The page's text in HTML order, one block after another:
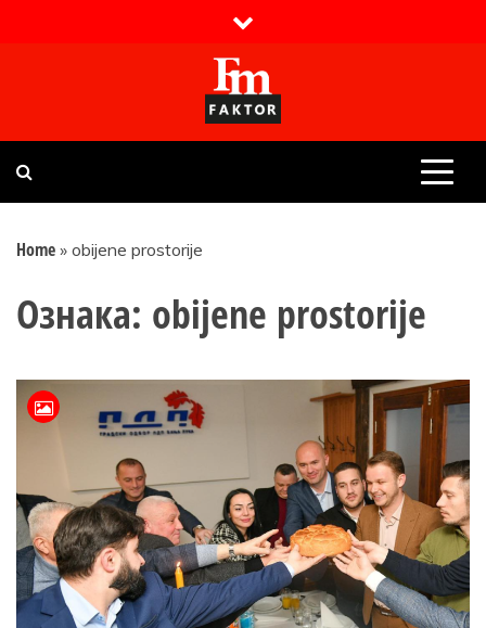
Faktor magazin
Uvijek presudan
Home » obijene prostorije
Ознака: obijene prostorije